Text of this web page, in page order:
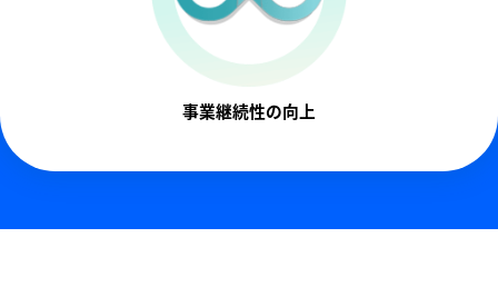
事業継続性の向上